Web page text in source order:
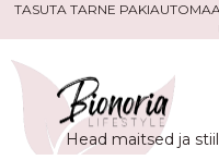
Skip
to
content
TASUTA TARNE
Head maitsed ja